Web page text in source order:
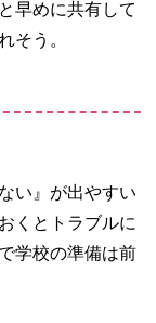
早めに共有して
そう。
い』が出やすい
くとトラブルに
学校の準備は前